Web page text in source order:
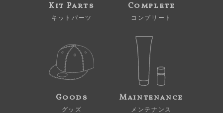
Kit Parts
キットパーツ
Complete
コンプリート
Goods
グッズ
Maintenance
メンテナンス